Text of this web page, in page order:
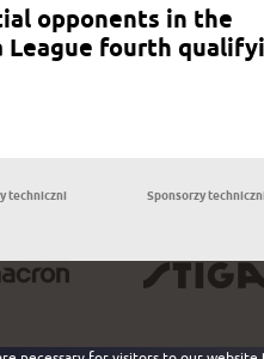
opponents in the
League fourth
techniczni Sponsorzy techniczni